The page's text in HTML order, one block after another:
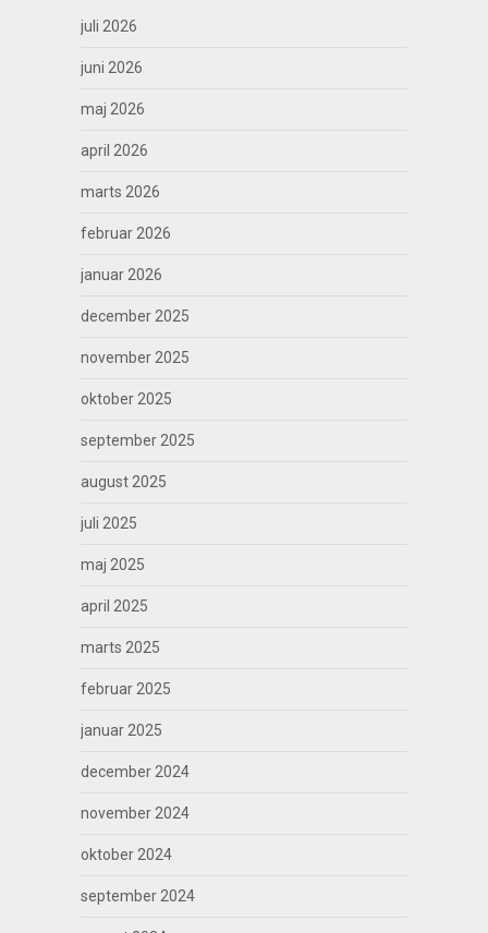
juli 2026
juni 2026
maj 2026
april 2026
marts 2026
februar 2026
januar 2026
december 2025
november 2025
oktober 2025
september 2025
august 2025
juli 2025
maj 2025
april 2025
marts 2025
februar 2025
januar 2025
december 2024
november 2024
oktober 2024
september 2024